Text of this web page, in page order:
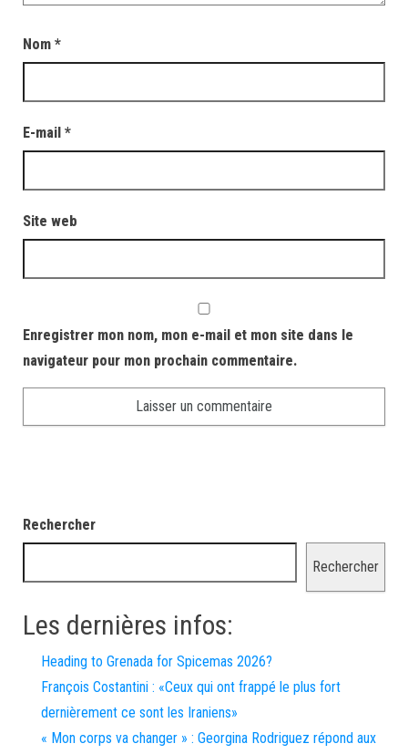
Nom *
E-mail *
Site web
Enregistrer mon nom, mon e-mail et mon site dans le
navigateur pour mon prochain commentaire.
Rechercher
Rechercher
Les dernières infos:
Heading to Grenada for Spicemas 2026?
François Costantini : «Ceux qui ont frappé le plus fort
dernièrement ce sont les Iraniens»
« Mon corps va changer » : Georgina Rodriguez répond aux